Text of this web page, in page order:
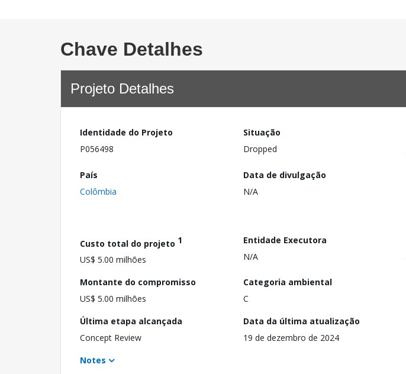
Chave Detalhes
Projeto Detalhes
Identidade do Projeto
P056498
Situação
Dropped
País
Colômbia
Data de divulgação
N/A
Custo total do projeto 1
US$ 5.00 milhões
Entidade Executora
N/A
Montante do compromisso
US$ 5.00 milhões
Categoria ambiental
C
Última etapa alcançada
Concept Review
Data da última atualização
19 de dezembro de 2024
Notes